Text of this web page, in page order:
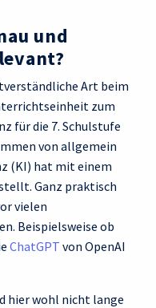
und
Art beim
zum
für die 7. Schulstufe
von allgemein
(KI) hat mit einem
Ganz praktisch
vielen
Beispielsweise ob
ChatGPT von OpenAI
hier wohl nicht lange